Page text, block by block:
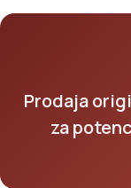
Prodaja
za